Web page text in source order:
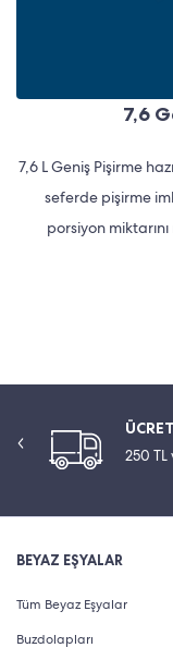
7,6
7,6 L Geniş Pişirme
seferde pişirme
porsiyon
250 TL
BEYAZ EŞYALAR
Tüm Beyaz Eşyalar
Buzdolapları